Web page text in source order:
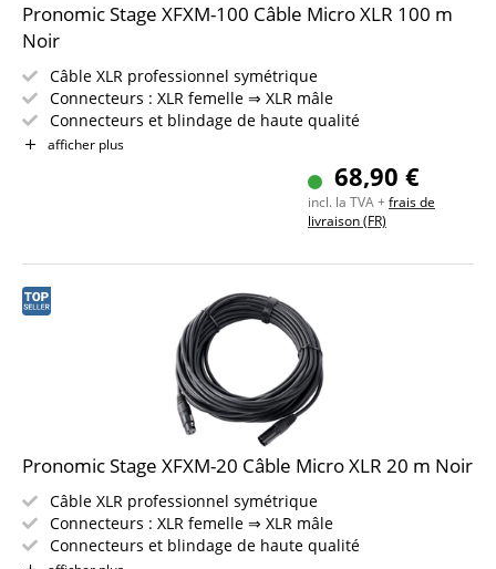
Pronomic Stage XFXM-100 Câble Micro XLR 100 m
Noir
Câble XLR professionnel symétrique
Connecteurs : XLR femelle ⇒ XLR mâle
Connecteurs et blindage de haute qualité
Longueur : 100 m
afficher plus
68,90 €
incl. la TVA +frais de
livraison (FR)
Pronomic Stage XFXM-20 Câble Micro XLR 20 m Noir
Câble XLR professionnel symétrique
Connecteurs : XLR femelle ⇒ XLR mâle
Connecteurs et blindage de haute qualité